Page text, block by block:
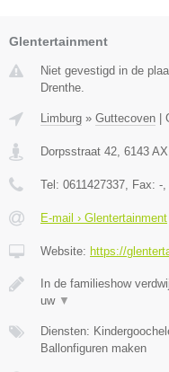
Glentertainment
Niet gevestigd in de
Drenthe.
Limburg » Guttecoven
Dorpsstraat 42 6143 AX
Tel: 0611427337 , Fax: -
E-mail › Glentertainment
Website: https://
In de familieshow
uw ▼
Diensten:
Ballonfiguren maken